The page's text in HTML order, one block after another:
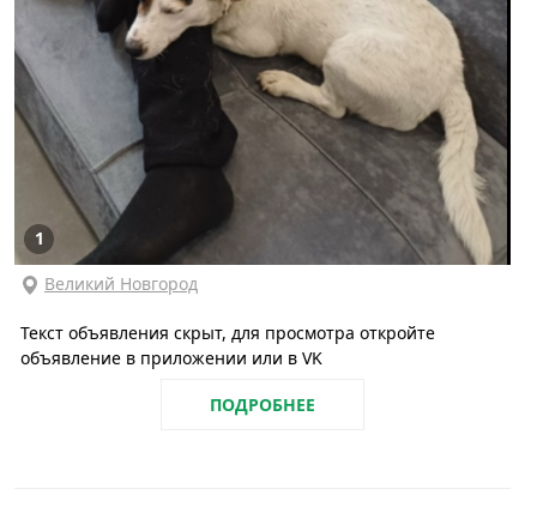
1
Великий Новгород
Текст объявления скрыт, для просмотра откройте
объявление в приложении или в VK
ПОДРОБНЕЕ